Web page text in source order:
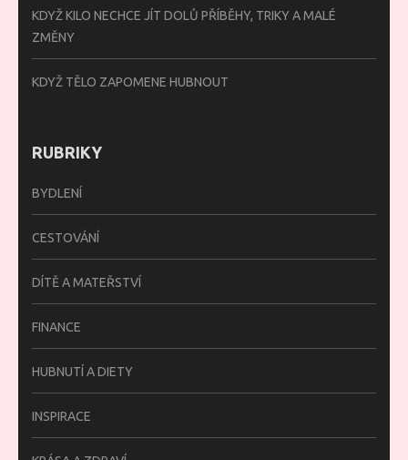
KDYŽ KILO NECHCE JÍT DOLŮ PŘÍBĚHY, TRIKY A MALÉ
ZMĚNY
KDYŽ TĚLO ZAPOMENE HUBNOUT
RUBRIKY
BYDLENÍ
CESTOVÁNÍ
DÍTĚ A MATEŘSTVÍ
FINANCE
HUBNUTÍ A DIETY
INSPIRACE